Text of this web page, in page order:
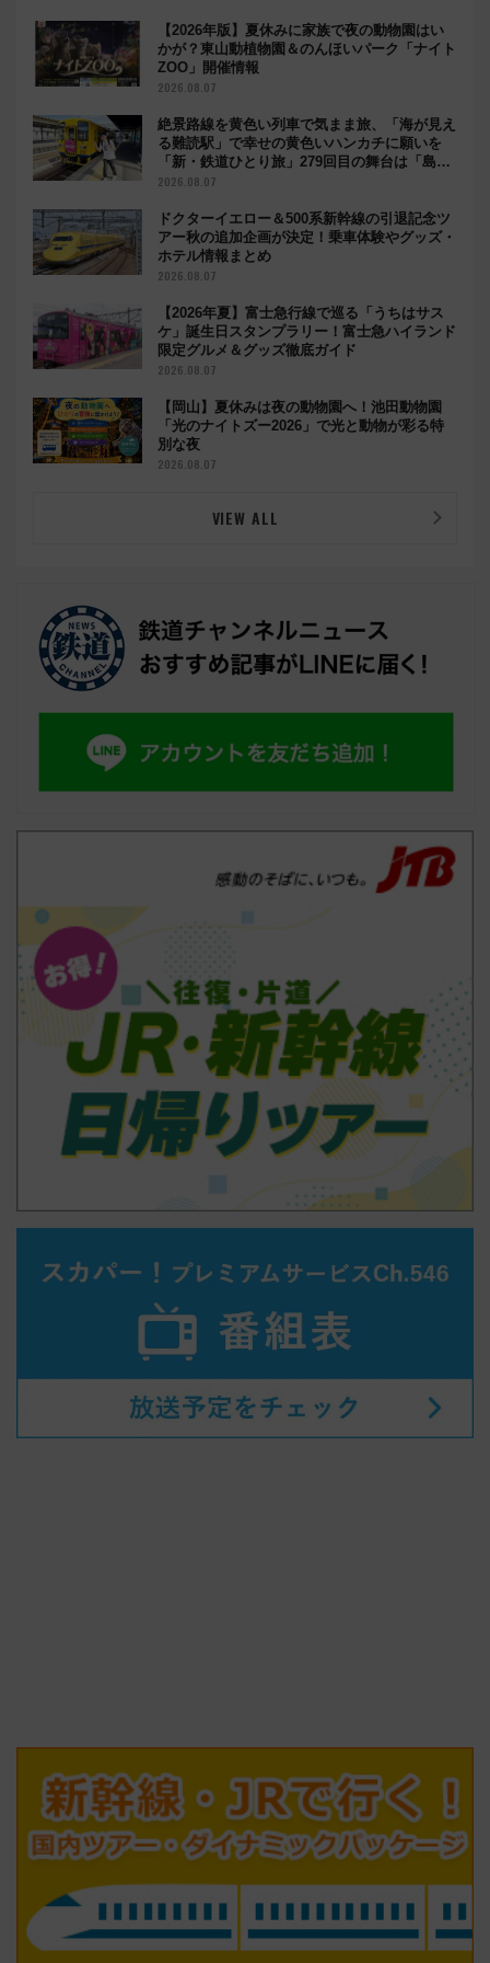
【2026年版】夏休みに家族で夜の動物園はい
かが？東山動植物園＆のんほいパーク「ナイト
ZOO」開催情報
2026.08.07
絶景路線を黄色い列車で気まま旅、「海が見え
る難読駅」で幸せの黄色いハンカチに願いを
「新・鉄道ひとり旅」279回目の舞台は「島原
鉄道」
2026.08.07
ドクターイエロー＆500系新幹線の引退記念ツ
アー秋の追加企画が決定！乗車体験やグッズ・
ホテル情報まとめ
2026.08.07
【2026年夏】富士急行線で巡る「うちはサス
ケ」誕生日スタンプラリー！富士急ハイランド
限定グルメ＆グッズ徹底ガイド
2026.08.07
【岡山】夏休みは夜の動物園へ！池田動物園
「光のナイトズー2026」で光と動物が彩る特
別な夜
2026.08.07
VIEW ALL